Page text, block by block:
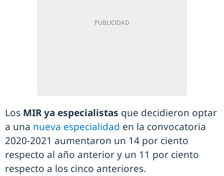
Los MIR ya especialistas que decidieron optar
a una nueva especialidad en la convocatoria
2020-2021 aumentaron un 14 por ciento
respecto al año anterior y un 11 por ciento
respecto a los cinco anteriores.